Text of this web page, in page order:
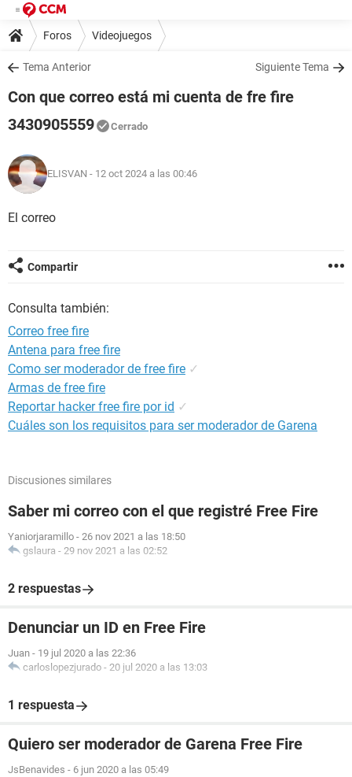
Foros Videojuegos
Tema Anterior Siguiente Tema
Con que correo está mi cuenta de fre fire
3430905559
Cerrado
ELISVAN - 12 oct 2024 a las 00:46
El correo
Compartir
Consulta también:
Correo free fire
Antena para free fire
Como ser moderador de free fire ✓
Armas de free fire
Reportar hacker free fire por id ✓
Cuáles son los requisitos para ser moderador de Garena
Discusiones similares
Saber mi correo con el que registré Free Fire
Yaniorjaramillo - 26 nov 2021 a las 18:50
gslaura - 29 nov 2021 a las 02:52
2 respuestas
Denunciar un ID en Free Fire
Juan - 19 jul 2020 a las 22:36
carloslopezjurado - 20 jul 2020 a las 13:03
1 respuesta
Quiero ser moderador de Garena Free Fire
JsBenavides - 6 jun 2020 a las 05:49